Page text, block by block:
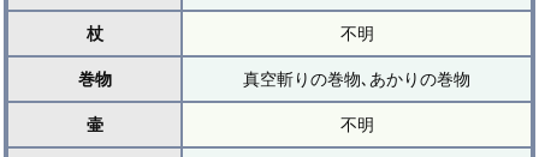
杖 不明
巻物 真空斬りの巻物､あかりの巻物
壷 不明